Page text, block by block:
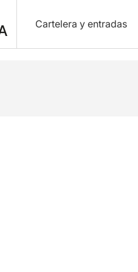
Cartelera y entradas